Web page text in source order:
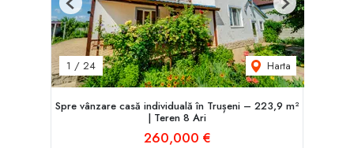
1 / 24 Harta
Previous Next
Spre vânzare casă individuală în Trușeni – 223,9 m²
| Teren 8 Ari
260,000 €